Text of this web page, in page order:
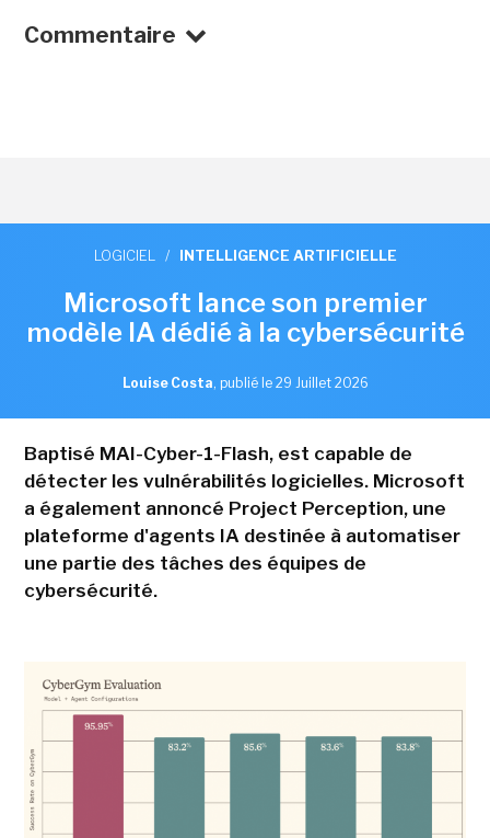
Commentaire
LOGICIEL / INTELLIGENCE ARTIFICIELLE
Microsoft lance son premier
modèle IA dédié à la cybersécurité
Louise Costa, publié le 29 Juillet 2026
Baptisé MAI-Cyber-1-Flash, est capable de
détecter les vulnérabilités logicielles. Microsoft
a également annoncé Project Perception, une
plateforme d'agents IA destinée à automatiser
une partie des tâches des équipes de
cybersécurité.